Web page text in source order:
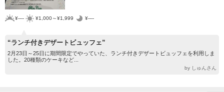
¥---- ¥1,000～¥1,999 ¥----
“ランチ付きデザートビュッフェ”
2月23日～25日に期間限定でやっていた、ランチ付きデザートビュッフェを利用しま
した。20種類のケーキなど...
by しゅんさん